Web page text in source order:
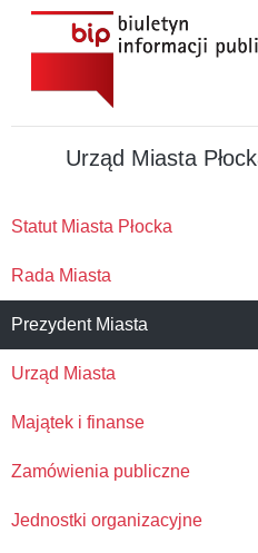
Urząd Miasta
Statut Miasta Płocka
Rada Miasta
Prezydent Miasta
Urząd Miasta
Majątek i finanse
Zamówienia publiczne
Jednostki organizacyjne